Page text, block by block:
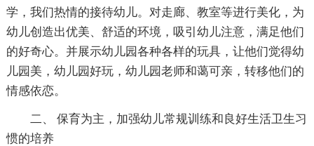
学，我们热情的接待幼儿。对走廊、教室等进行美化，为
幼儿创造出优美、舒适的环境，吸引幼儿注意，满足他们
的好奇心。并展示幼儿园各种各样的玩具，让他们觉得幼
儿园美，幼儿园好玩，幼儿园老师和蔼可亲，转移他们的
情感依恋。
二、 保育为主，加强幼儿常规训练和良好生活卫生习
惯的培养